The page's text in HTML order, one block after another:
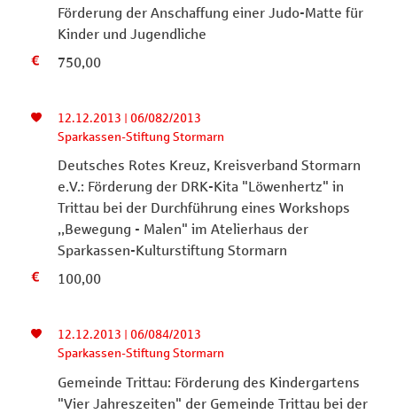
Förderung der Anschaffung einer Judo-Matte für
Kinder und Jugendliche
750,00
12.12.2013 | 06/082/2013
Sparkassen-Stiftung Stormarn
Deutsches Rotes Kreuz, Kreisverband Stormarn
e.V.: Förderung der DRK-Kita "Löwenhertz" in
Trittau bei der Durchführung eines Workshops
,,Bewegung - Malen" im Atelierhaus der
Sparkassen-Kulturstiftung Stormarn
100,00
12.12.2013 | 06/084/2013
Sparkassen-Stiftung Stormarn
Gemeinde Trittau: Förderung des Kindergartens
"Vier Jahreszeiten" der Gemeinde Trittau bei der